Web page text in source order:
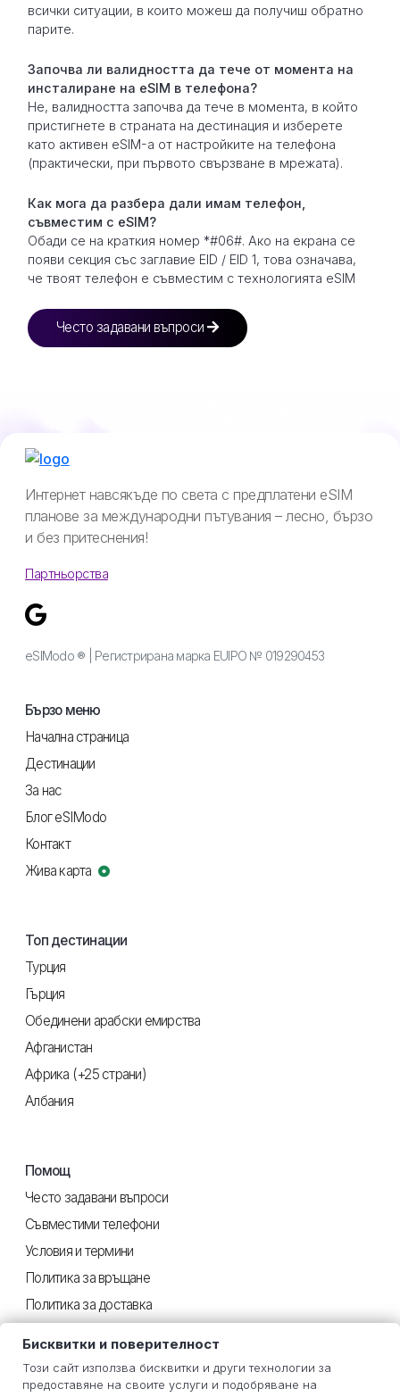
всички ситуации, в които можеш да получиш обратно
парите.
Започва ли валидността да тече от момента на
инсталиране на eSIM в телефона?
Не, валидността започва да тече в момента, в който
пристигнете в страната на дестинация и изберете
като активен eSIM-а от настройките на телефона
(практически, при първото свързване в мрежата).
Как мога да разбера дали имам телефон,
съвместим с eSIM?
Обади се на краткия номер *#06#. Ако на екрана се
появи секция със заглавие EID / EID 1, това означава,
че твоят телефон е съвместим с технологията eSIM
Често задавани въпроси
Интернет навсякъде по света с предплатени eSIM
планове за международни пътувания – лесно, бързо
и без притеснения!
Партньорства
eSIModo ® | Регистрирана марка EUIPO № 019290453
Бързо меню
Начална страница
Дестинации
За нас
Блог eSIModo
Контакт
Жива карта
Топ дестинации
Турция
Гърция
Обединени арабски емирства
Афганистан
Африка (+25 страни)
Албания
Помощ
Често задавани въпроси
Съвместими телефони
Условия и термини
Политика за връщане
Политика за доставка
Бисквитки и поверителност
Този сайт използва бисквитки и други технологии за
предоставяне на своите услуги и подобряване на